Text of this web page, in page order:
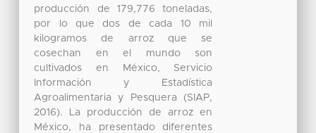
producción de 179,776 toneladas,
por lo que dos de cada 10 mil
kilogramos de arroz que se
cosechan en el mundo son
cultivados en México, Servicio
Información y Estadística
Agroalimentaria y Pesquera (SIAP,
2016). La producción de arroz en
México, ha presentado diferentes